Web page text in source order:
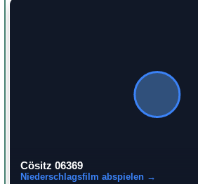
Cösitz 06369
Niederschlagsfilm abspielen →